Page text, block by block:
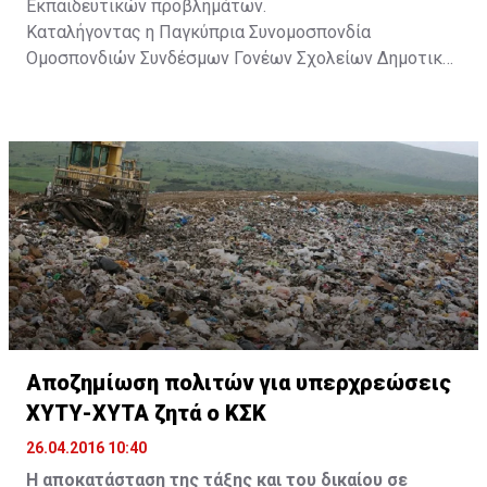
Εκπαιδευτικών προβλημάτων.
Καταλήγοντας η Παγκύπρια Συνομοσπονδία
Ομοσπονδιών Συνδέσμων Γονέων Σχολείων Δημοτικής
επιδιώξεις οφείλουν να συζητούν και να επιλύουν τα
οποιαδήποτε προβλήματα προκύπτουν καθώς και την
υιοθέτηση νέων πολιτικών μέσα από ένα γόνιμο και
εξαντλητικό διάλογο.
Αποζημίωση πολιτών για υπερχρεώσεις
ΧΥΤΥ-ΧΥΤΑ ζητά ο ΚΣΚ
26.04.2016 10:40
Η αποκατάσταση της τάξης και του δικαίου σε